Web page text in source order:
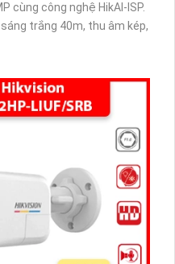
cùng công nghệ HikAI-ISP.
trắng 40m, thu âm kép,